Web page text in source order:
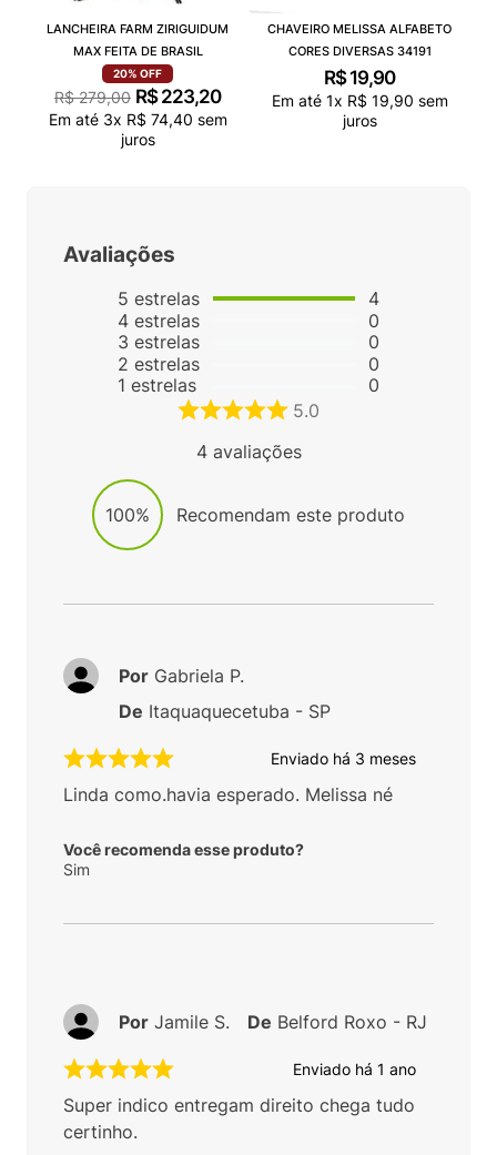
LANCHEIRA FARM ZIRIGUIDUM
MAX FEITA DE BRASIL
20% OFF
R$ 279,00 R$ 223,20
Em até 3x R$ 74,40 sem
juros
CHAVEIRO MELISSA ALFABETO
CORES DIVERSAS 34191
R$ 19,90
Em até 1x R$ 19,90 sem
juros
Avaliações
5 estrelas
4 estrelas
3 estrelas
2 estrelas
1 estrelas
4
0
0
0
0
5.0
4avaliações
100% Recomendam este produto
Enviado há 3 meses
Linda como.havia esperado. Melissa né
Você recomenda esse produto?
Sim
Por Gabriela P.
De Itaquaquecetuba - SP
Enviado há 1 ano
Super indico entregam direito chega tudo
certinho.
Por Jamile S. De Belford Roxo - RJ